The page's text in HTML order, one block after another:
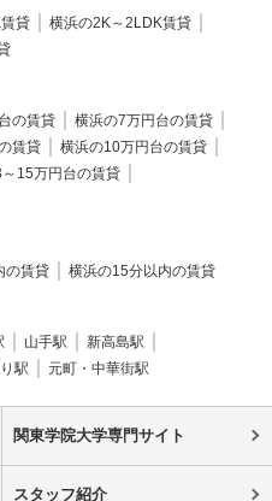
貸
横浜の2K～2LDK賃貸
の賃貸
横浜の7万円台の賃貸
賃貸
横浜の10万円台の賃貸
15万円台の賃貸
の賃貸 横浜の15分以内の賃貸
山手駅
新高島駅
駅 元町・中華街駅
関東学院大学専門サイト
スタッフ紹介